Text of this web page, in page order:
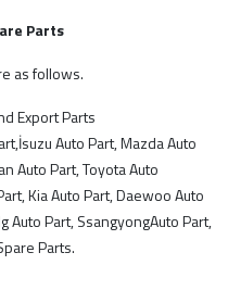
Parts
as follows.
Export Parts
Auto Part, Mazda Auto
Auto Part, Toyota Auto
Kia Auto Part, Daewoo Auto
Auto Part, SsangyongAuto Part,
Parts.